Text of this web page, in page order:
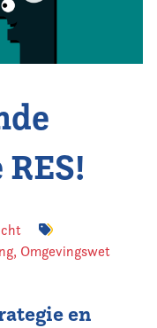
, Omgevingswet
en